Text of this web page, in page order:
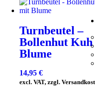
Turnbeutel –
Bollenhut
Blume
14,95 €
excl. VAT, zzgl.